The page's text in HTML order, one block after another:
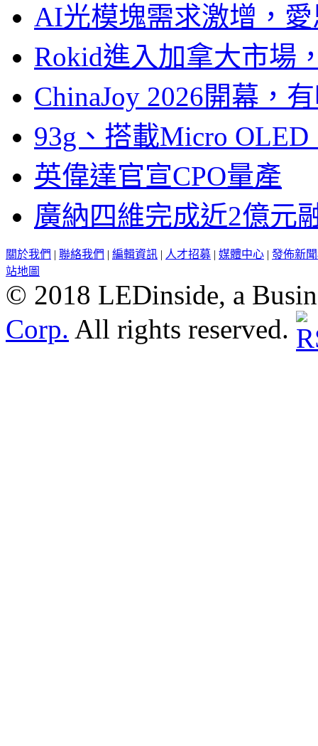
AI光模塊需求激增，
Rokid進入加拿大市場
ChinaJoy 2026開幕，
93g、搭載Micro
英偉達官宣CPO量產
廣納四維完成近2億元
關於我們 | 聯絡我們 | 編輯資訊 | 人才招募 | 媒體中心 | 發佈新
站地圖
© 2018 LEDinside, a
Corp. All rights reserved.